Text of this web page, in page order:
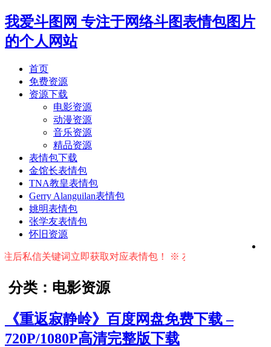
我爱斗图网 专注于网络斗图表情包图片
的个人网站
首页
免费资源
资源下载
电影资源
动漫资源
音乐资源
精品资源
表情包下载
金馆长表情包
TNA教皇表情包
Gerry Alanguilan表情包
姚明表情包
张学友表情包
怀旧资源
私信关键词立即获取对应表情包！ ※ 友情提示：右上角输入
分类：电影资源
《重返寂静岭》百度网盘免费下载 –
720P/1080P高清完整版下载